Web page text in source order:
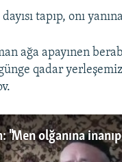
tapıp, onı
ağa apayınen
qadar